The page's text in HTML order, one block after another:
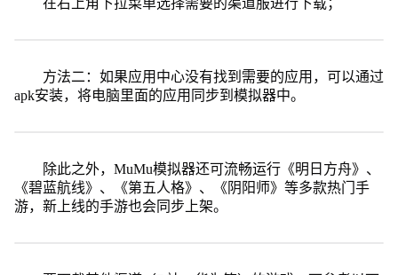
在右上角下拉菜单选择需要的渠道服进行下载；
方法二：如果应用中心没有找到需要的应用，可以通过
apk安装，将电脑里面的应用同步到模拟器中。
除此之外，MuMu模拟器还可流畅运行《明日方舟》、
《碧蓝航线》、《第五人格》、《阴阳师》等多款热门手
游，新上线的手游也会同步上架。